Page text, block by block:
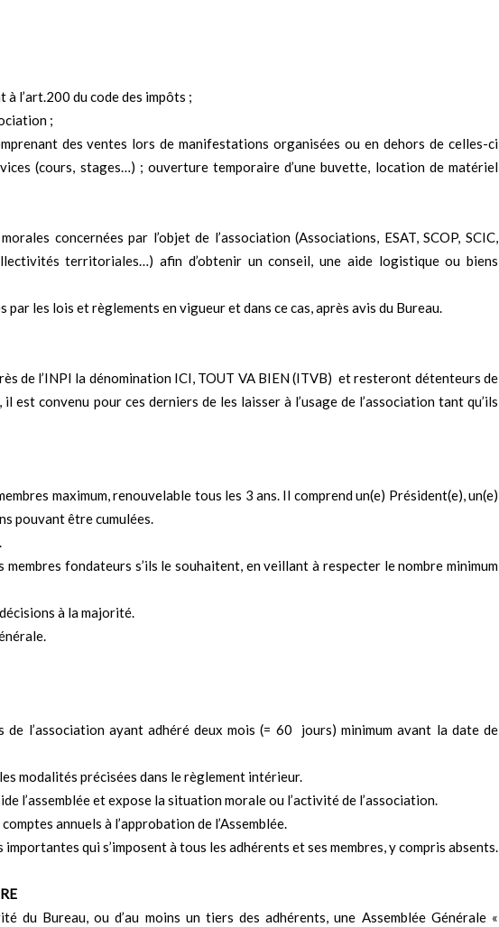
l’art.200 du code des impôts ;
;
des ventes lors de manifestations organisées ou en dehors de celles-ci
(cours, stages…) ; ouverture temporaire d’une buvette, location de matériel
concernées par l’objet de l’association (Associations, ESAT, SCOP, SCIC,
territoriales…) afin d’obtenir un conseil, une aide logistique ou biens
les lois et règlements en vigueur et dans ce cas, après avis du Bureau.
de l’INPI la dénomination ICI, TOUT VA BIEN (ITVB) et resteront détenteurs de
convenu pour ces derniers de les laisser à l’usage de l’association tant qu’ils
maximum, renouvelable tous les 3 ans. Il comprend un(e) Président(e), un(e)
pouvant être cumulées.
fondateurs s’ils le souhaitent, en veillant à respecter le nombre minimum
à la majorité.
de l’association ayant adhéré deux mois (= 60 jours) minimum avant la date de
modalités précisées dans le règlement intérieur.
l’assemblée et expose la situation morale ou l’activité de l’association.
annuels à l’approbation de l’Assemblée.
qui s’imposent à tous les adhérents et ses membres, y compris absents.
du Bureau, ou d’au moins un tiers des adhérents, une Assemblée Générale «